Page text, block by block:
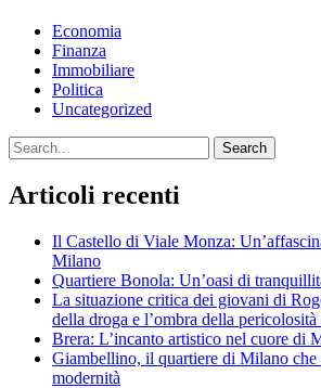
Economia
Finanza
Immobiliare
Politica
Uncategorized
Search
Articoli recenti
Il Castello di Viale Monza:
Milano
Quartiere Bonola: Un’oasi di
La situazione critica dei giovani di
della droga e l’ombra della
Brera: L’incanto artistico nel cuore di
Giambellino, il quartiere di Milano che
modernità